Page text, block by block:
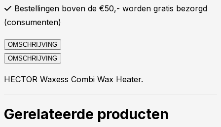
Bestellingen boven de €50,- worden gratis bezorgd
(consumenten)
OMSCHRIJVING
OMSCHRIJVING
HECTOR Waxess Combi Wax Heater.
Gerelateerde producten